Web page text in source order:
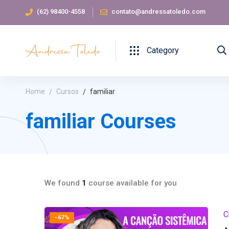
(62) 98400-4558 contato@andressatoledo.com
Category
Home Cursos familiar
familiar Courses
We found 1 course available for you
-67%